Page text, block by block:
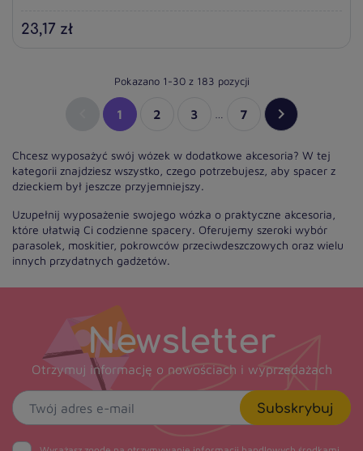
23,17 zł
Pokazano 1-30 z 183 pozycji
1 2 3 7 
Chcesz wyposażyć swój wózek w dodatkowe akcesoria? W tej
kategorii znajdziesz wszystko, czego potrzebujesz, aby spacer z
dzieckiem był jeszcze przyjemniejszy.
Uzupełnij wyposażenie swojego wózka o praktyczne akcesoria,
które ułatwią Ci codzienne spacery. Oferujemy szeroki wybór
parasolek, moskitier, pokrowców przeciwdeszczowych oraz wielu
innych przydatnych gadżetów.
Newsletter
Otrzymuj informację o nowościach i wyprzedażach
Subskrybuj